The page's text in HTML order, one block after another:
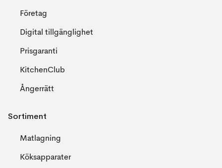
Företag
Digital tillgänglighet
Prisgaranti
KitchenClub
Ångerrätt
Sortiment
Matlagning
Köksapparater